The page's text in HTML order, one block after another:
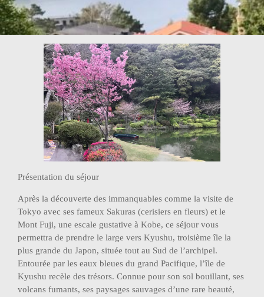
Présentation du séjour
Après la découverte des immanquables comme la visite de
Tokyo avec ses fameux Sakuras (cerisiers en fleurs) et le
Mont Fuji, une escale gustative à Kobe, ce séjour vous
permettra de prendre le large vers Kyushu, troisième île la
plus grande du Japon, située tout au Sud de l’archipel.
Entourée par les eaux bleues du grand Pacifique, l’île de
Kyushu recèle des trésors. Connue pour son sol bouillant, ses
volcans fumants, ses paysages sauvages d’une rare beauté,